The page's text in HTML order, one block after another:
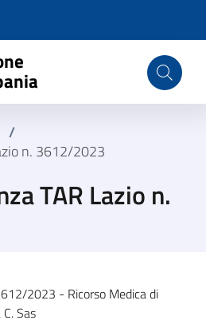
Campania
/
n. 3612/2023
TAR Lazio n.
2023 - Ricorso Medica di
Sas